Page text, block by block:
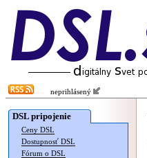
neprihlásený
DSL pripojenie
Ceny DSL
Dostupnosť DSL
Fórum o DSL